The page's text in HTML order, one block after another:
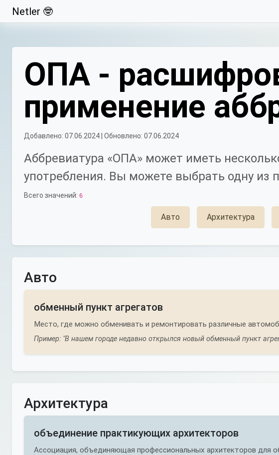
Свернуть
Netler 🤓
ОПА -
применение
Добавлено: 07.06.2024 | Обновлено: 07.06.2024
Аббревиатура «ОПА» может иметь
употребления. Вы можете выбрать одну из
Всего значений: 6
Авто Архитектура
Авто
обменный пункт агрегатов
Место, где можно обменивать и ремонтировать различные
Пример: "В нашем городе недавно открылся новый обменный пункт
Архитектура
объединение практикующих архитекторов
Ассоциация, объединяющая профессиональных архитекторов для